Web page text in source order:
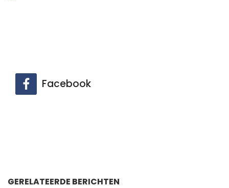
Facebook
GERELATEERDE BERICHTEN